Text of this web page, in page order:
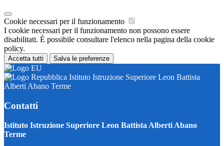
Cookie necessari per il funzionamento
I cookie necessari per il funzionamento non possono essere
disabilitati. È possibile consultare l'elenco nella pagina della cookie
policy.
Accetta tutti Salva le preferenze
Istituto Istruzione Superiore Leon Battista
Alberti Abano Terme
Contatti
Istituto Istruzione Superiore Leon Battista Alberti Abano
Terme